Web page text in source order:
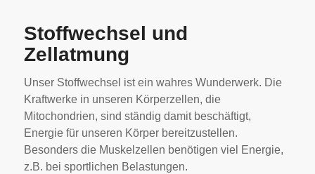
Stoffwechsel und
Zellatmung
Unser Stoffwechsel ist ein wahres Wunderwerk. Die
Kraftwerke in unseren Körperzellen, die
Mitochondrien, sind ständig damit beschäftigt,
Energie für unseren Körper bereitzustellen.
Besonders die Muskelzellen benötigen viel Energie,
z.B. bei sportlichen Belastungen.